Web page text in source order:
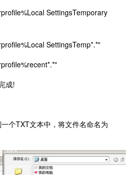
SettingsTemporary
SettingsTemp*.*"
成!
个TXT文本中，将文件名命名为